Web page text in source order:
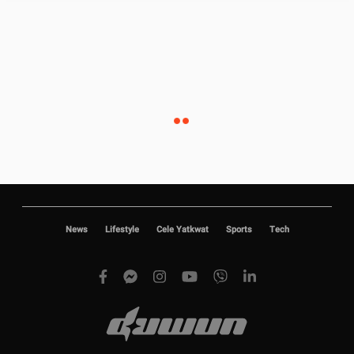
News Lifestyle Cele Yatkwat Sports Tech